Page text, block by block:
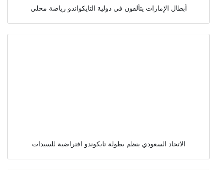
أبطال الإمارات يتألقون في دولية التايكواندو رياضة محلي
الاتحاد السعودي ينظم بطولة تايكوندو افتراضية للسيدات